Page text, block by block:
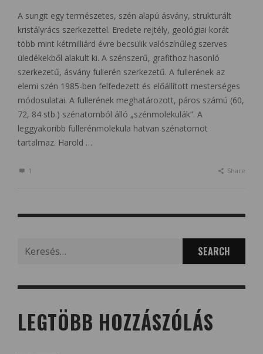
A sungit egy természetes, szén alapú ásvány, strukturált
kristályrács szerkezettel. Eredete rejtély, geológiai korát
több mint kétmilliárd évre becsülik valószínűleg szerves
üledékekből alakult ki. A szénszerű, grafithoz hasonló
szerkezetű, ásvány fullerén szerkezetű. A fullerének az
elemi szén 1985-ben felfedezett és előállított mesterséges
módosulatai. A fullerének meghatározott, páros számú (60,
72, 84 stb.) szénatomból álló „szénmolekulák”. A
leggyakoribb fullerénmolekula hatvan szénatomot
tartalmaz. Harold …
1 Share
LEGTÖBB HOZZÁSZÓLÁS